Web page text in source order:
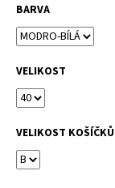
BARVA
VELIKOST
VELIKOST KOŠÍČKŮ
o
p
o
r
u
č
u
j
e